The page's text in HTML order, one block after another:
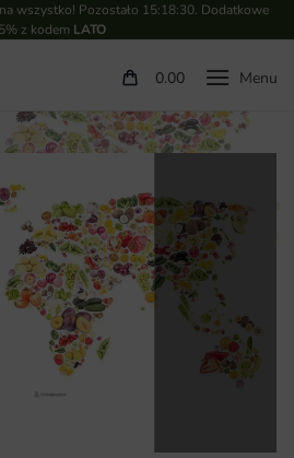
wszystko! Pozostało 15:18:30. Dodatkowe
z kodem LATO
0.00